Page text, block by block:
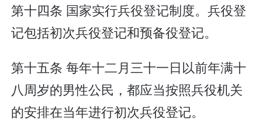
第十四条 国家实行兵役登记制度。兵役登
记包括初次兵役登记和预备役登记。
第十五条 每年十二月三十一日以前年满十
八周岁的男性公民，都应当按照兵役机关
的安排在当年进行初次兵役登记。